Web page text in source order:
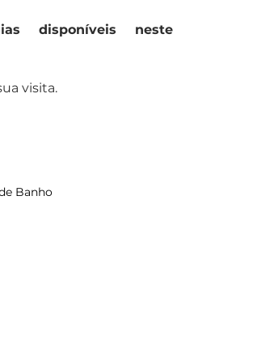
disponíveis neste
visita.
Banho